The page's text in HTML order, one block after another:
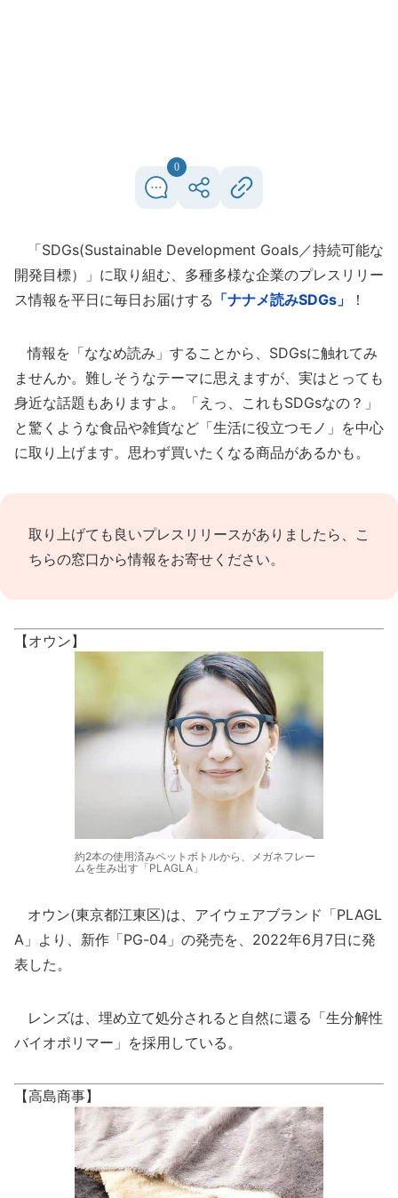
0
「SDGs(Sustainable Development Goals／持続可能な
開発目標）」に取り組む、多種多様な企業のプレスリリー
ス情報を平日に毎日お届けする 「ナナメ読みSDGs」 ！
情報を「ななめ読み」することから、SDGsに触れてみ
ませんか。難しそうなテーマに思えますが、実はとっても
身近な話題もありますよ。「えっ、これもSDGsなの？」
と驚くような食品や雑貨など「生活に役立つモノ」を中心
に取り上げます。思わず買いたくなる商品があるかも。
取り上げても良いプレスリリースがありましたら、 こ
ちらの窓口から情報をお寄せください。
【オウン】
約2本の使用済みペットボトルから、メガネフレー
ムを生み出す「PLAGLA」
オウン(東京都江東区)は、アイウェアブランド「PLAGL
A」より、新作「PG-04」の発売を、2022年6月7日に発
表した。
レンズは、埋め立て処分されると自然に還る「生分解性
バイオポリマー」を採用している。
【高島商事】